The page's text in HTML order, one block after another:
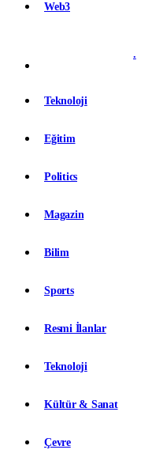
Web3
.
Teknoloji
Eğitim
Politics
Magazin
Bilim
Sports
Resmi İlanlar
Teknoloji
Kültür & Sanat
Çevre